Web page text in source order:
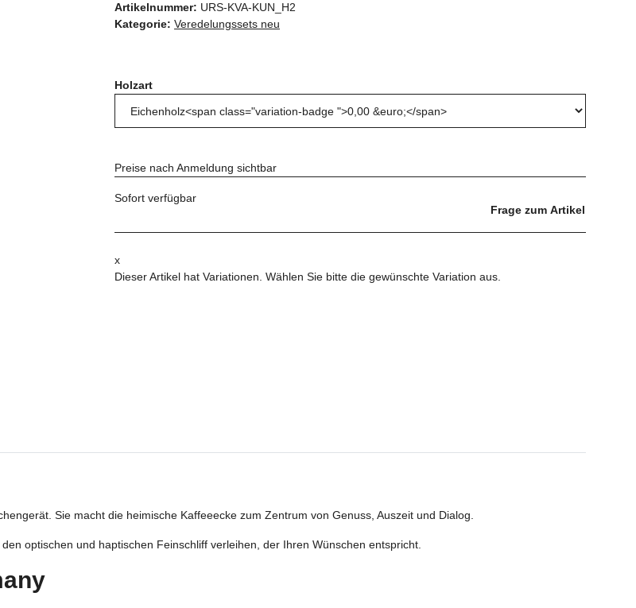
Artikelnummer: URS-KVA-KUN_H2
Kategorie: Veredelungssets neu
Holzart
Preise nach Anmeldung sichtbar
Sofort verfügbar
Frage zum Artikel
x
Dieser Artikel hat Variationen. Wählen Sie bitte die gewünschte Variation aus.
Sie macht die heimische Kaffeeecke zum Zentrum von Genuss, Auszeit und Dialog.
optischen und haptischen Feinschliff verleihen, der Ihren Wünschen entspricht.